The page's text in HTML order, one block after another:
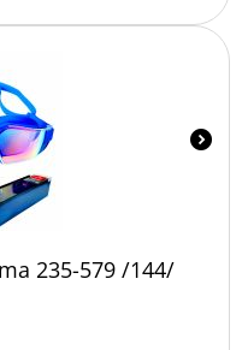
235-579 /144/